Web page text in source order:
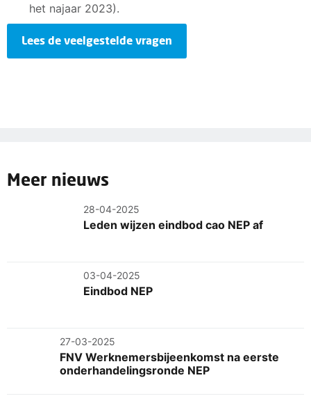
het najaar 2023).
Lees de veelgestelde vragen
Meer nieuws
28-04-2025
Leden wijzen eindbod cao NEP af
03-04-2025
Eindbod NEP
27-03-2025
FNV Werknemersbijeenkomst na eerste
onderhandelingsronde NEP